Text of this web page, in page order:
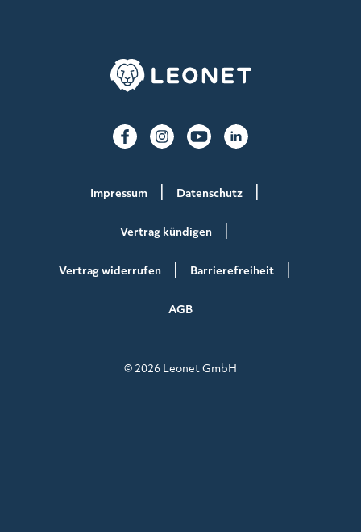
Impressum Datenschutz
Vertrag kündigen
Vertrag widerrufen Barrierefreiheit
AGB
© 2026 Leonet GmbH